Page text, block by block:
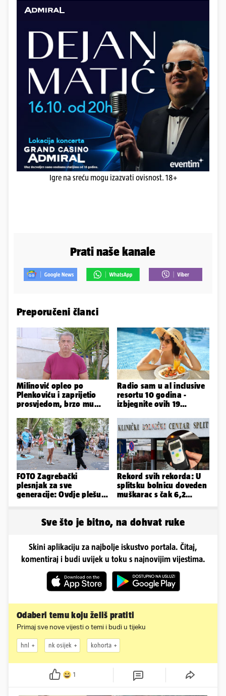
Igre na sreću mogu izazvati ovisnost. 18+
Prati naše kanale
Preporučeni članci
Milinović opleo po
Plenkoviću i zaprijetio
prosvjedom, brzo mu
Gospića
Radio sam u al inclusive
resortu 10 godina -
izbjegnite ovih 19
odmor
FOTO Zagrebački
plesnjak za sve
generacije: Ovdje plešu
Rekord svih rekorda: U
splitsku bolnicu doveden
muškarac s čak 6,2
Sve što je bitno, na dohvat ruke
Skini aplikaciju za najbolje iskustvo portala. Čitaj,
komentiraj i budi uvijek u toku s najnovijim vijestima.
Odaberi temu koju želiš pratiti
Primaj sve nove vijesti o temi i budi u tijeku
hnl nk osijek kohorta
1